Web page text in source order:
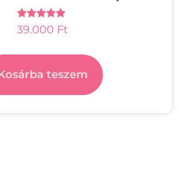
Értékelés:
5.00
39.000 Ft
teszem